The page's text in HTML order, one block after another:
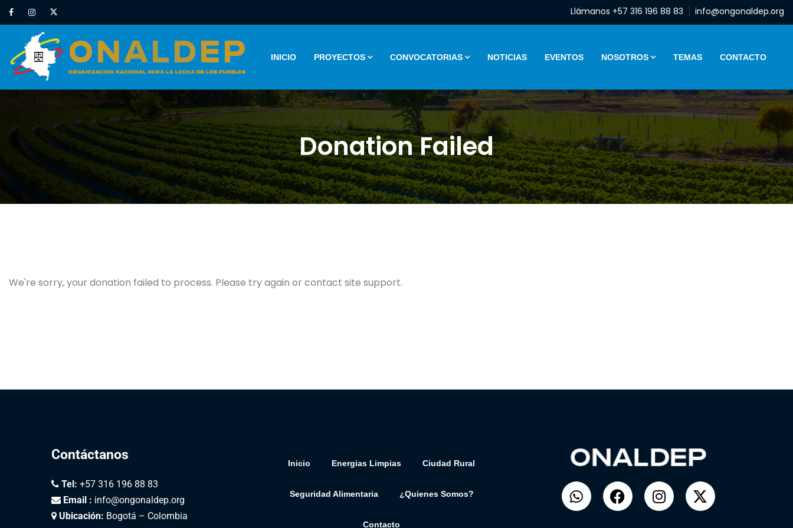
Llámanos +57 316 196 88 83 info@ongonaldep.org
INICIO PROYECTOS CONVOCATORIAS NOTICIAS EVENTOS NOSOTROS TEMAS CONTACTO
Donation Failed
We're sorry, your donation failed to process. Please try again or contact site support.
Contáctanos
Tel: +57 316 196 88 83
Email : info@ongonaldep.org
Ubicación: Bogotá – Colombia
Inicio Energias Limpias Ciudad Rural
Seguridad Alimentaria ¿Quienes Somos?
Contacto